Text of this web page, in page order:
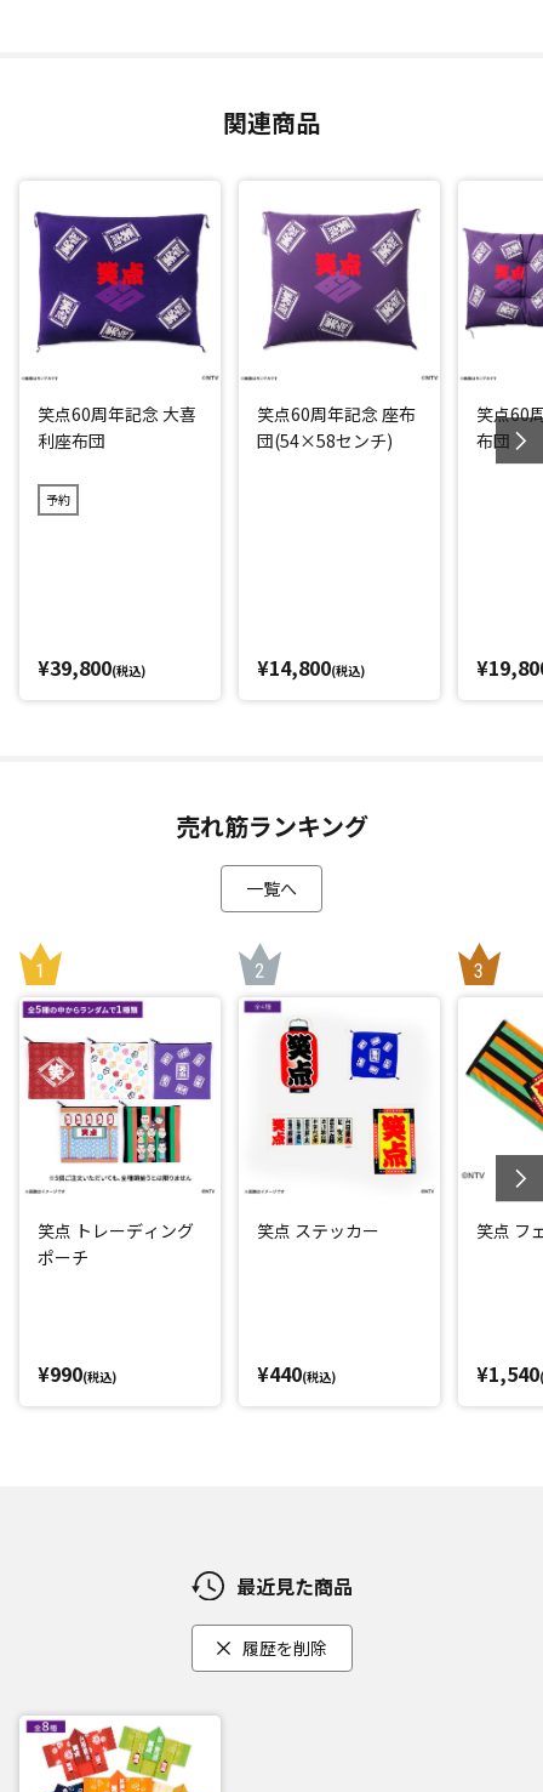
関連商品
笑点60周年記念 大喜
利座布団
予約
¥39,800(税込)
笑点60周年記念 座布
団(54×58センチ)
¥14,800(税込)
笑点60
布団
売れ筋ランキング
一覧へ
笑点 トレーディング
ポーチ
¥990(税込)
笑点 ステッカー
¥440(税込)
笑点 フ
¥1,540
最近見た商品
履歴を削除